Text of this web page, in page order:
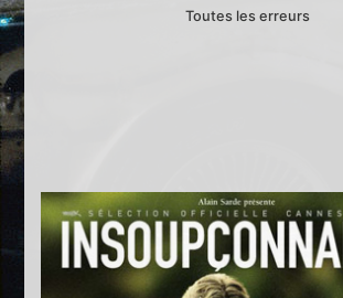
Toutes les erreurs